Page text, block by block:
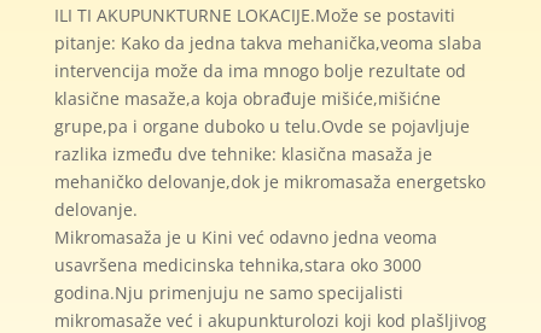
ILI TI AKUPUNKTURNE LOKACIJE.Može se postaviti
pitanje: Kako da jedna takva mehanička,veoma slaba
intervencija može da ima mnogo bolje rezultate od
klasične masaže,a koja obrađuje mišiće,mišićne
grupe,pa i organe duboko u telu.Ovde se pojavljuje
razlika između dve tehnike: klasična masaža je
mehaničko delovanje,dok je mikromasaža energetsko
delovanje.
Mikromasaža je u Kini već odavno jedna veoma
usavršena medicinska tehnika,stara oko 3000
godina.Nju primenjuju ne samo specijalisti
mikromasaže već i akupunkturolozi koji kod plašljivog